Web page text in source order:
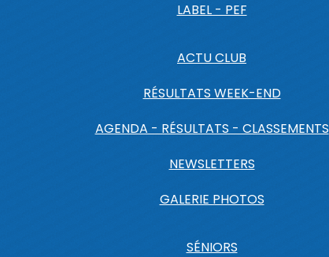
LABEL - PEF
ACTU CLUB
RÉSULTATS WEEK-END
AGENDA - RÉSULTATS - CLASSEMENTS
NEWSLETTERS
GALERIE PHOTOS
SÉNIORS